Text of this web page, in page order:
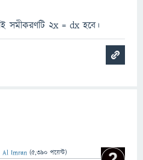
সমীকরণটি 2x = dx হবে।
Al Imran (5,390 পয়েন্ট)